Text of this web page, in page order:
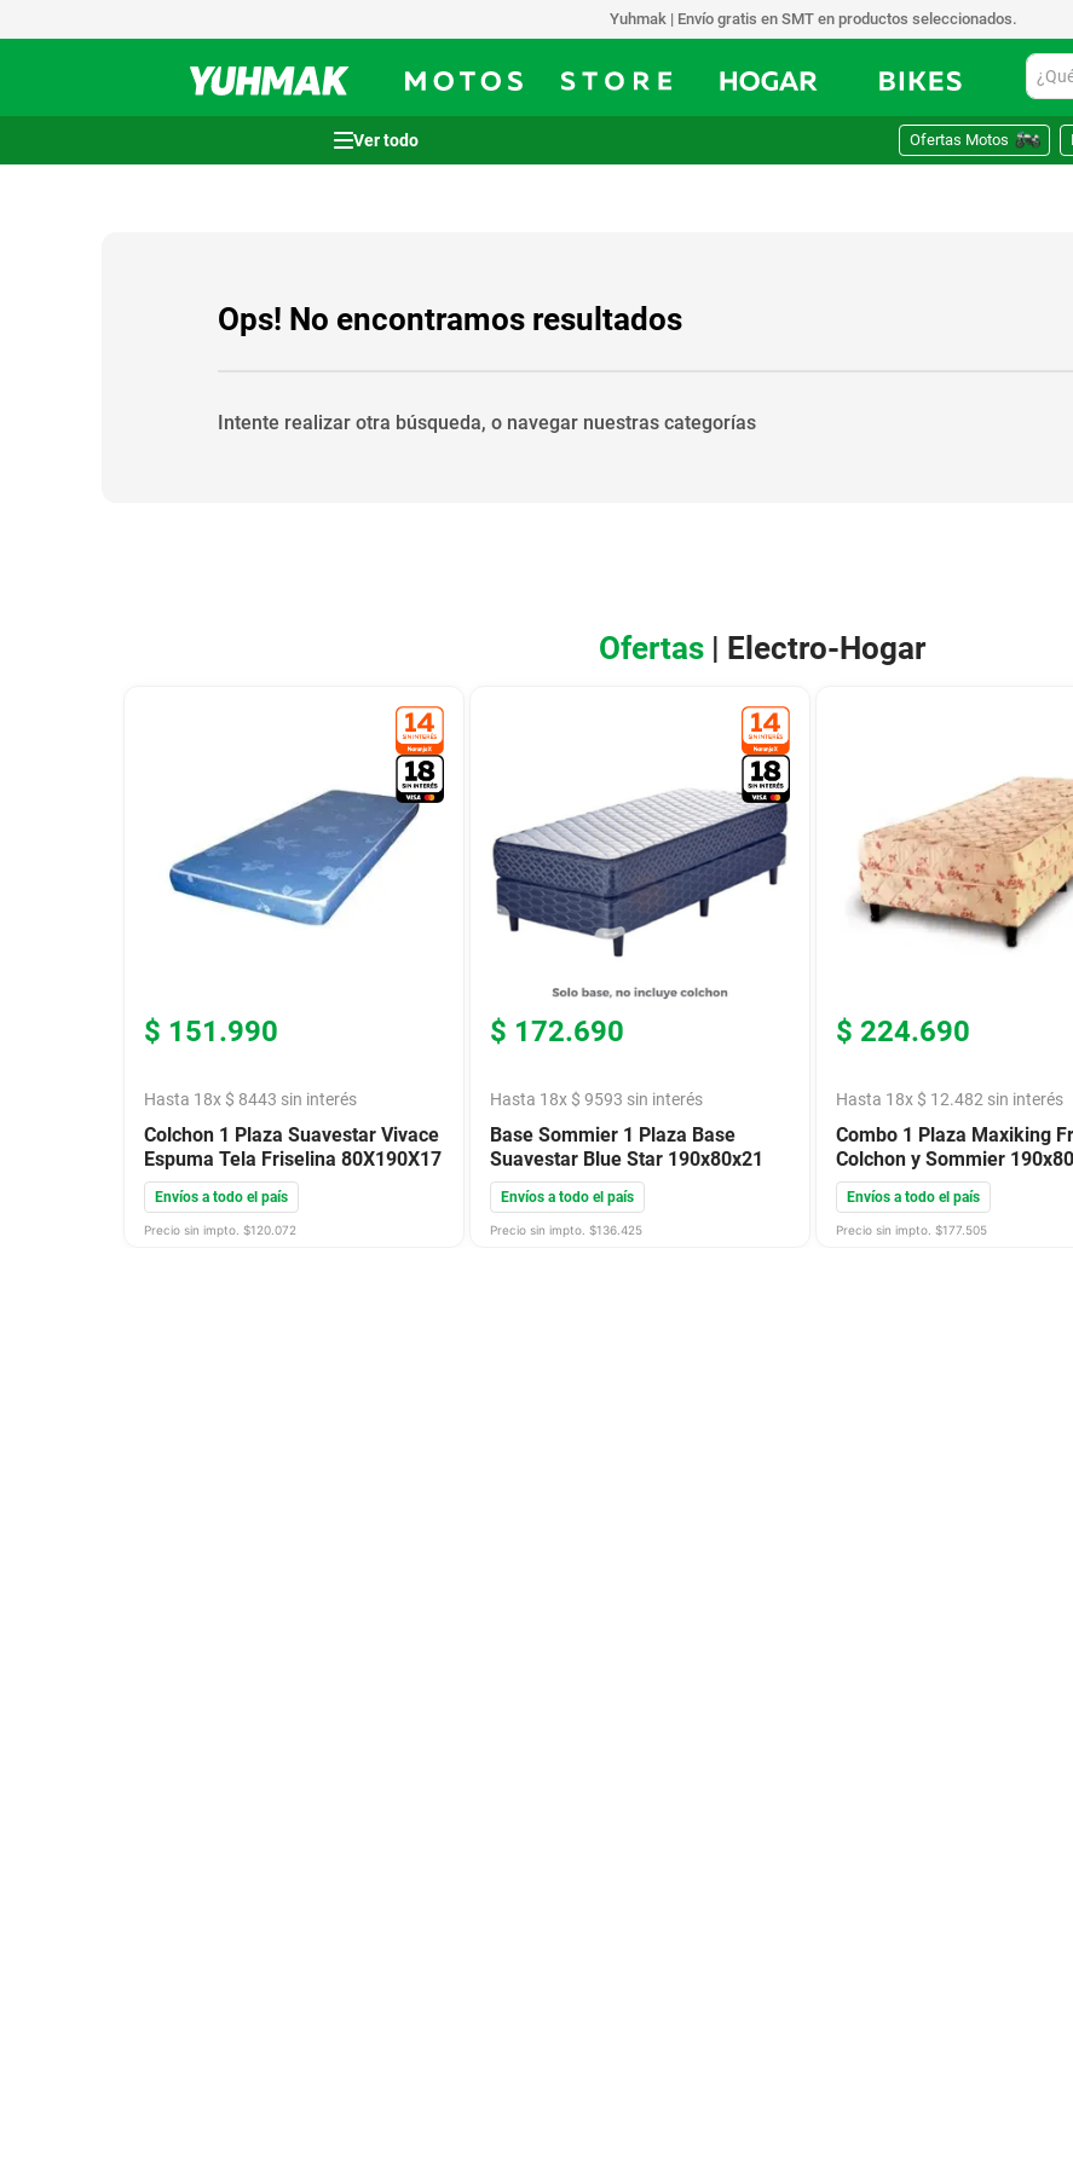
Yuhmak | Envío gratis en SMT en productos seleccionados.
¿Qué
Ofertas Motos
Ops! No encontramos resultados
Intente realizar otra búsqueda, o navegar nuestras categorías
Ofertas | Electro-Hogar
$ 151.990
Hasta 18x $ 8443 sin interés
Colchon 1 Plaza Suavestar Vivace
Espuma Tela Friselina 80X190X17
Envíos a todo el país
Precio sin impto. $120.072
$ 172.690
Hasta 18x $ 9593 sin interés
Base Sommier 1 Plaza Base
Suavestar Blue Star 190x80x21
Envíos a todo el país
Precio sin impto. $136.425
$ 224.690
Hasta 18x $ 12.482 sin interés
Combo 1 Plaza Maxiking
Colchon y Sommier
Envíos a todo el país
Precio sin impto. $177.505